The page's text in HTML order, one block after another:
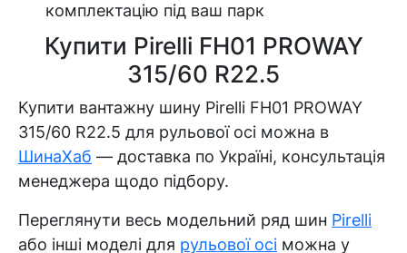
комплектацію під ваш парк
Купити Pirelli FH01 PROWAY
315/60 R22.5
Купити вантажну шину Pirelli FH01 PROWAY
315/60 R22.5 для рульової осі можна в
ШинаХаб — доставка по Україні, консультація
менеджера щодо підбору.
Переглянути весь модельний ряд шин Pirelli
або інші моделі для рульової осі можна у